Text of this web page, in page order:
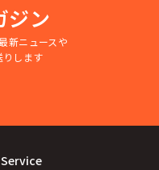
ジン
新ニュースや
りします
Service